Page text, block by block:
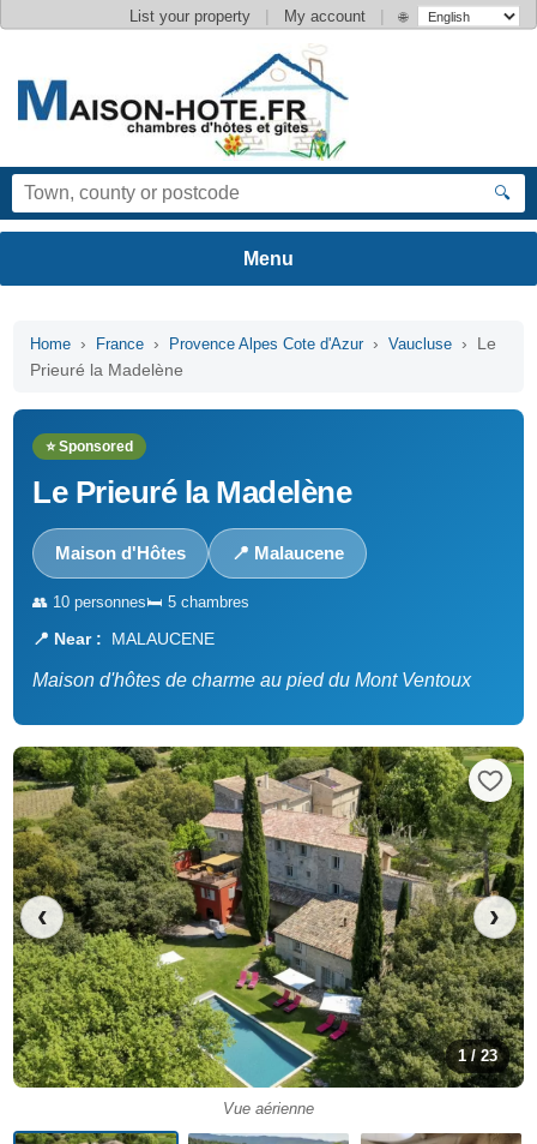
List your property | My account | 🌐
🔍
Home › France › Provence Alpes Cote d'Azur›Vaucluse › Le
Prieuré la Madelène
⭐ Sponsored
Le Prieuré la Madelène
Maison d'Hôtes 📍 Malaucene
👥 10 personnes🛏️ 5 chambres
📍 Near : MALAUCENE
Maison d'hôtes de charme au pied du Mont Ventoux
‹ ›
1 / 23
Vue aérienne